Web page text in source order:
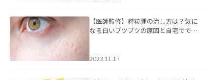
【医師監修】稗粒腫の治し方は？気に
なる白いブツブツの原因と自宅ででき
2023.11.17